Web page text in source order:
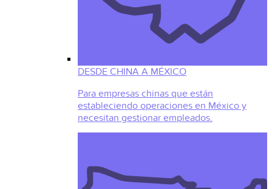
DESDE CHINA A MÉXICO
Para empresas chinas que están
estableciendo operaciones en México y
necesitan gestionar empleados.